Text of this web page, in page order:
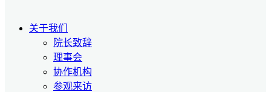
关于我们
院长致辞
理事会
协作机构
参观来访